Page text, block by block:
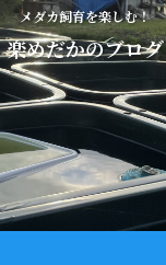
メダカ飼育を楽しむ！
楽めだかのブログ